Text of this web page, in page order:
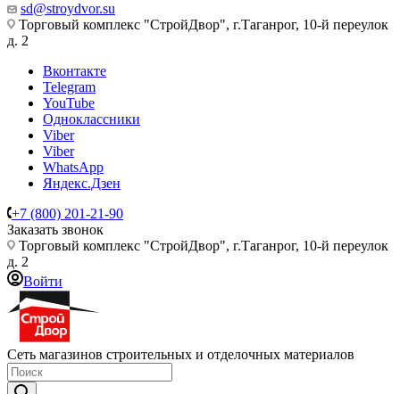
sd@stroydvor.su
Торговый комплекс "СтройДвор", г.Таганрог, 10-й переулок
д. 2
Вконтакте
Telegram
YouTube
Одноклассники
Viber
Viber
WhatsApp
Яндекс.Дзен
+7 (800) 201-21-90
Заказать звонок
Торговый комплекс "СтройДвор", г.Таганрог, 10-й переулок
д. 2
Войти
Сеть магазинов строительных и отделочных материалов